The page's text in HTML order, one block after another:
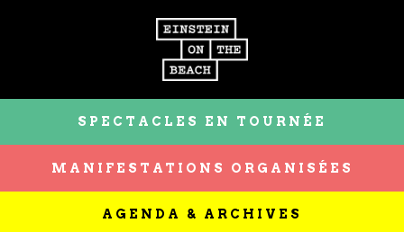
SPECTACLES EN TOURNÉE
MANIFESTATIONS ORGANISÉES
AGENDA & ARCHIVES